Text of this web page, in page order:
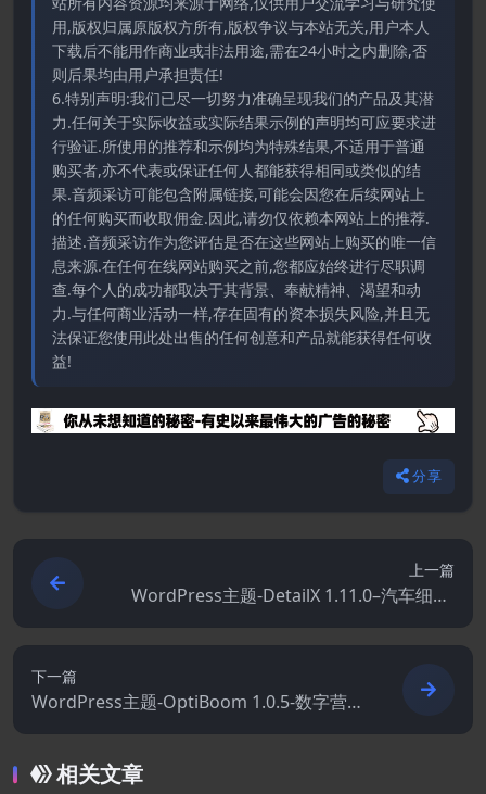
用,版权归属原版权方所有,版权争议与本站无关,用户本人
下载后不能用作商业或非法用途,需在24小时之内删除,否
则后果均由用户承担责任!
6.特别声明:我们已尽一切努力准确呈现我们的产品及其潜
力.任何关于实际收益或实际结果示例的声明均可应要求进
行验证.所使用的推荐和示例均为特殊结果,不适用于普通
购买者,亦不代表或保证任何人都能获得相同或类似的结
果.音频采访可能包含附属链接,可能会因您在后续网站上
的任何购买而收取佣金.因此,请勿仅依赖本网站上的推荐.
描述.音频采访作为您评估是否在这些网站上购买的唯一信
息来源.在任何在线网站购买之前,您都应始终进行尽职调
查.每个人的成功都取决于其背景、奉献精神、渴望和动
力.与任何商业活动一样,存在固有的资本损失风险,并且无
法保证您使用此处出售的任何创意和产品就能获得任何收
益!
分享
上一篇
WordPress主题-DetailX 1.11.0–汽车细节.
商店和维修主题
下一篇
WordPress主题-OptiBoom 1.0.5-数字营销
和SEO机构WordPress主题
相关文章